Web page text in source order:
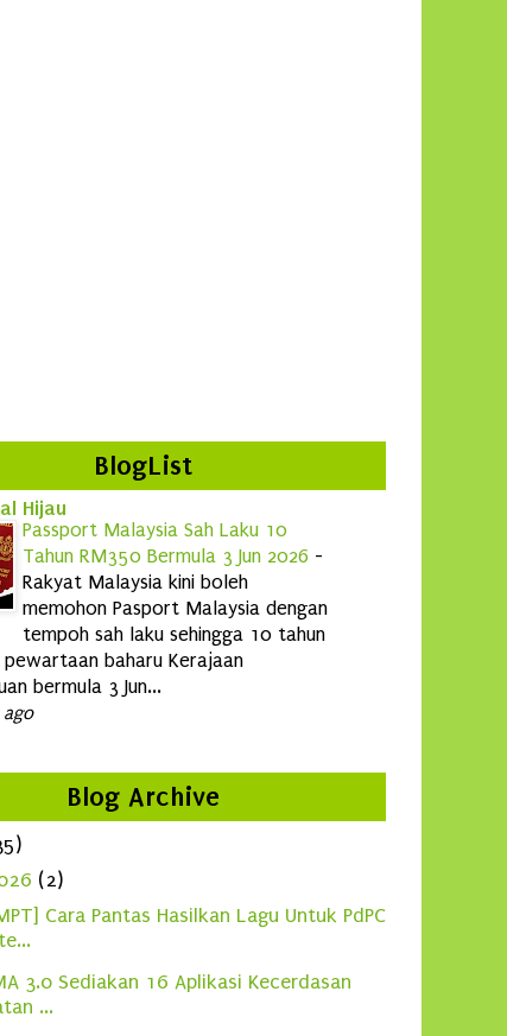
BlogList
Hijau
Passport Malaysia Sah Laku 10
Tahun RM350 Bermula 3 Jun 2026 -
Rakyat Malaysia kini boleh
memohon Pasport Malaysia dengan
tempoh sah laku sehingga 10 tahun
pewartaan baharu Kerajaan
bermula 3 Jun...
Blog Archive
(2)
Cara Pantas Hasilkan Lagu Untuk PdPC
3.0 Sediakan 16 Aplikasi Kecerdasan
...